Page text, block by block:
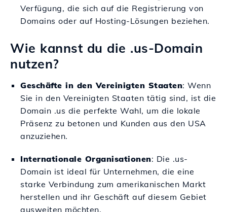
Verfügung, die sich auf die Registrierung von
Domains oder auf Hosting-Lösungen beziehen.
Wie kannst du die .us-Domain
nutzen?
Geschäfte in den Vereinigten Staaten: Wenn
Sie in den Vereinigten Staaten tätig sind, ist die
Domain .us die perfekte Wahl, um die lokale
Präsenz zu betonen und Kunden aus den USA
anzuziehen.
Internationale Organisationen: Die .us-
Domain ist ideal für Unternehmen, die eine
starke Verbindung zum amerikanischen Markt
herstellen und ihr Geschäft auf diesem Gebiet
ausweiten möchten.